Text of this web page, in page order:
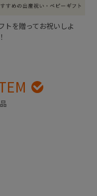
トを贈ってお祝いしよ